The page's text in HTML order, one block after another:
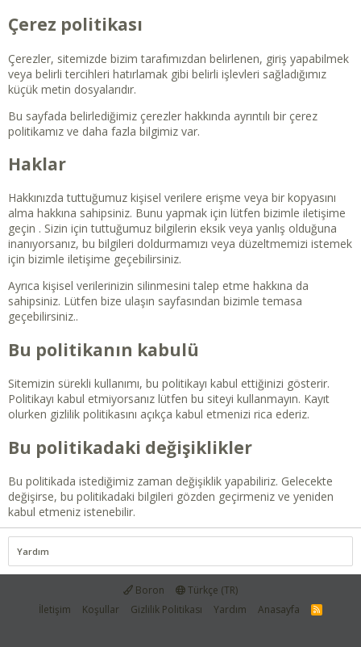
Çerez politikası
Çerezler, sitemizde bizim tarafımızdan belirlenen, giriş yapabilmek
veya belirli tercihleri hatırlamak gibi belirli işlevleri sağladığımız
küçük metin dosyalarıdır.
Bu sayfada belirlediğimiz çerezler hakkında ayrıntılı bir çerez
politikamız ve daha fazla bilgimiz var.
Haklar
Hakkınızda tuttuğumuz kişisel verilere erişme veya bir kopyasını
alma hakkına sahipsiniz. Bunu yapmak için lütfen bizimle iletişime
geçin . Sizin için tuttuğumuz bilgilerin eksik veya yanlış olduğuna
inanıyorsanız, bu bilgileri doldurmamızı veya düzeltmemizi istemek
için bizimle iletişime geçebilirsiniz.
Ayrıca kişisel verilerinizin silinmesini talep etme hakkına da
sahipsiniz. Lütfen bize ulaşın sayfasından bizimle temasa
geçebilirsiniz..
Bu politikanın kabulü
Sitemizin sürekli kullanımı, bu politikayı kabul ettiğinizi gösterir.
Politikayı kabul etmiyorsanız lütfen bu siteyi kullanmayın. Kayıt
olurken gizlilik politikasını açıkça kabul etmenizi rica ederiz.
Bu politikadaki değişiklikler
Bu politikada istediğimiz zaman değişiklik yapabiliriz. Gelecekte
değişirse, bu politikadaki bilgileri gözden geçirmeniz ve yeniden
kabul etmeniz istenebilir.
Yardım
Boron
Türkçe (TR)
İletişim
Koşullar Gizlilik Politikası Yardım Anasayfa
R